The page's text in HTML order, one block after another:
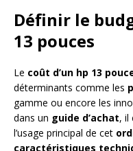
Définir le
13 pouces
Le coût d’un hp 13
déterminants comme les
gamme ou encore les
dans un guide d’achat, il
l’usage principal de cet
caractéristiques